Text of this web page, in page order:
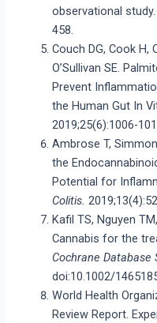
observational
458.
Couch DG, Cook H,
O’Sullivan SE.
Prevent
the Human Gut In
2019;25(6):1006-
Ambrose T,
the
Potential for
Colitis.
Kafil TS, Nguyen
Cannabis for the
Cochrane Database
doi:10.1002/
World Health
Review Report.